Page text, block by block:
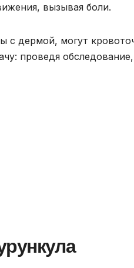
вызывая боли.
с дермой, могут
проведя